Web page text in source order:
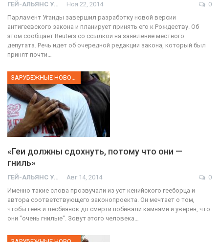
ГЕЙ-АЛЬЯНС УКРАИНА Ноя 22, 2014
0
Парламент Уганды завершил разработку новой версии
антигеевского закона и планирует принять его к Рождеству. Об
этом сообщает Reuters со ссылкой на заявление местного
депутата. Речь идет об очередной редакции закона, который был
принят почти…
ЗАРУБЕЖНЫЕ НОВОСТИ
«Геи должны сдохнуть, потому что они —
гниль»
ГЕЙ-АЛЬЯНС УКРАИНА Авг 14, 2014
0
Именно такие слова прозвучали из уст кенийского гееборца и
автора соответствующего законопроекта. Он мечтает о том,
чтобы геев и лесбиянок до смерти побивали камнями и уверен, что
они "очень гнилые". Зовут этого человека…